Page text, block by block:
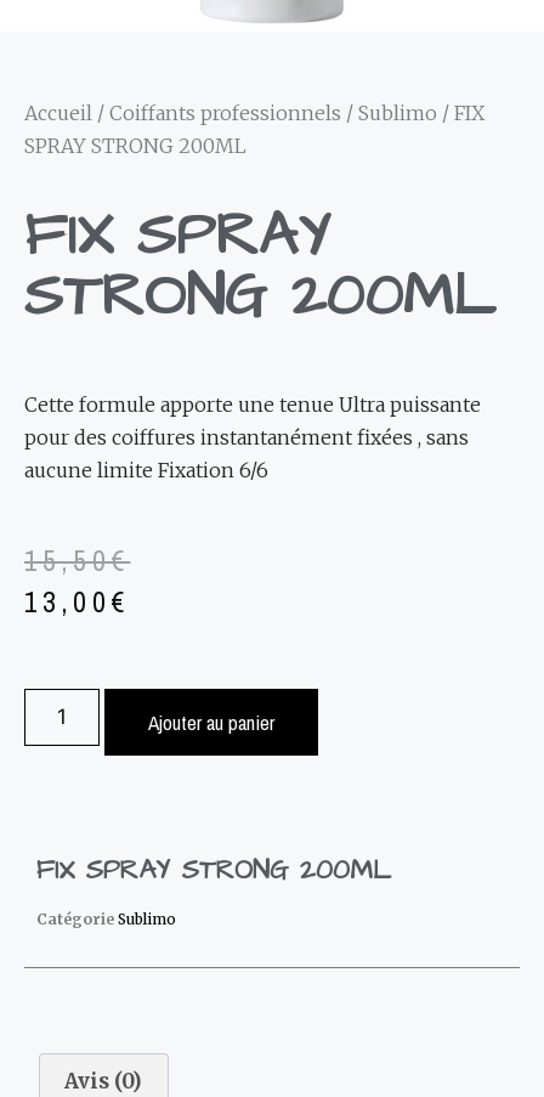
Accueil / Coiffants professionnels / Sublimo / FIX
SPRAY STRONG 200ML
FIX SPRAY
STRONG 200ML
Cette formule apporte une tenue Ultra puissante
pour des coiffures instantanément fixées , sans
aucune limite Fixation 6/6
15,50€
13,00€
Ajouter au panier
FIX SPRAY STRONG 200ML
Catégorie Sublimo
Avis (0)